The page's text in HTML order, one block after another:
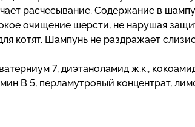
расчесывание. Содержание в
очищение шерсти, не нарушая
котят. Шампунь не раздражает
7, диэтаноламид ж.к.,
В 5, перламутровый концентрат,